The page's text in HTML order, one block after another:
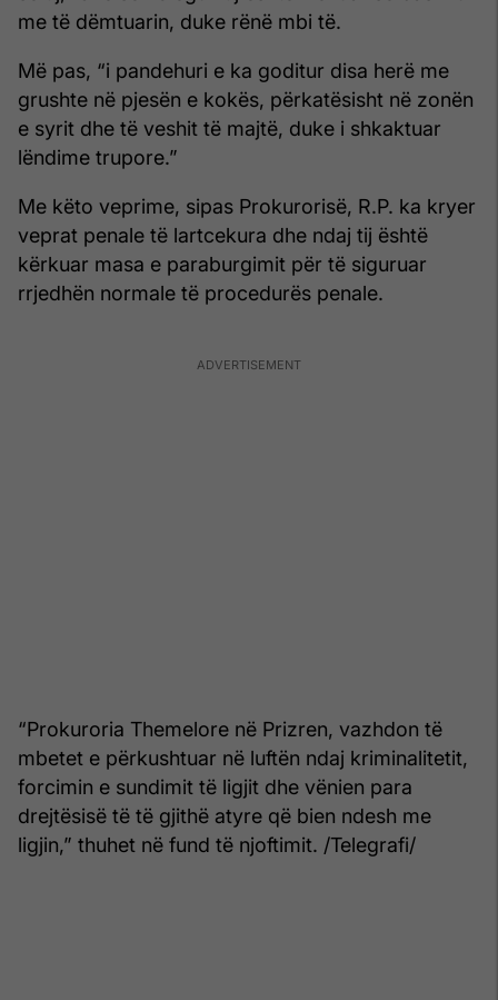
me të dëmtuarin, duke rënë mbi të.
Më pas, “i pandehuri e ka goditur disa herë me
grushte në pjesën e kokës, përkatësisht në zonën
e syrit dhe të veshit të majtë, duke i shkaktuar
lëndime trupore.”
Me këto veprime, sipas Prokurorisë, R.P. ka kryer
veprat penale të lartcekura dhe ndaj tij është
kërkuar masa e paraburgimit për të siguruar
rrjedhën normale të procedurës penale.
“Prokuroria Themelore në Prizren, vazhdon të
mbetet e përkushtuar në luftën ndaj kriminalitetit,
forcimin e sundimit të ligjit dhe vënien para
drejtësisë të të gjithë atyre që bien ndesh me
ligjin,” thuhet në fund të njoftimit. /Telegrafi/